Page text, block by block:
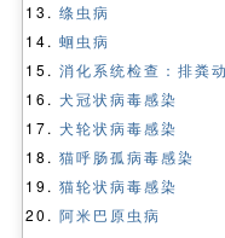
绦虫病
蛔虫病
消化系统检查：排粪
犬冠状病毒感染
犬轮状病毒感染
猫呼肠孤病毒感染
猫轮状病毒感染
阿米巴原虫病